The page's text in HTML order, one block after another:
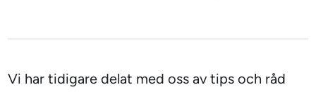
Vi har tidigare delat med oss av tips och råd